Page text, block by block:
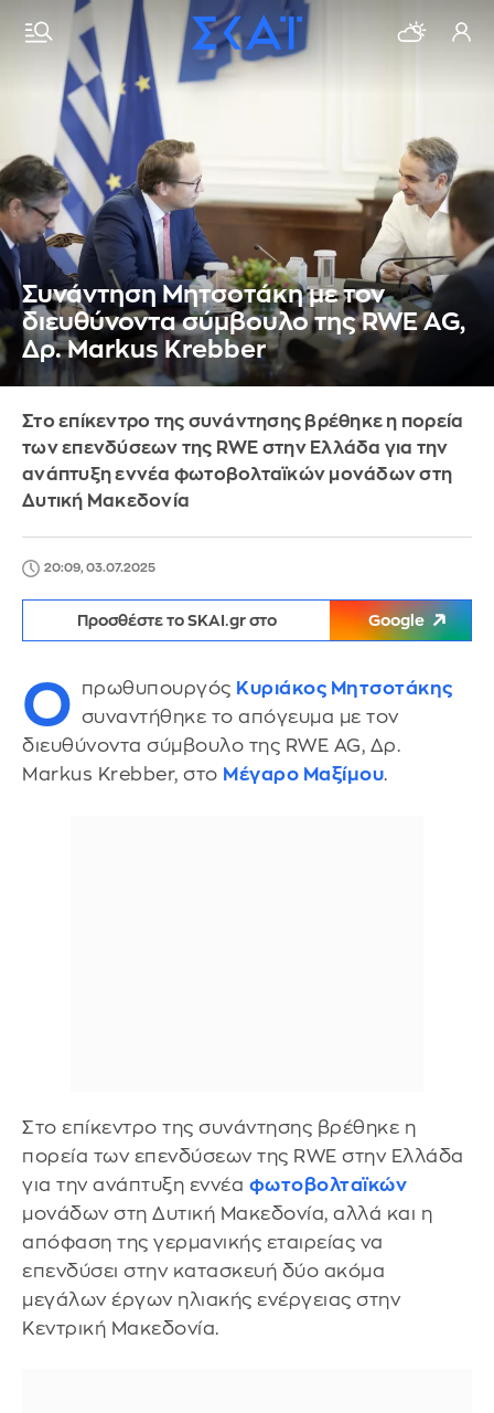
Συνάντηση Μητσοτάκη με τον
διευθύνοντα σύμβουλο της RWE AG,
Δρ. Markus Krebber
Στο επίκεντρο της συνάντησης βρέθηκε η πορεία
των επενδύσεων της RWE στην Ελλάδα για την
ανάπτυξη εννέα φωτοβολταϊκών μονάδων στη
Δυτική Μακεδονία
20:09, 03.07.2025
Προσθέστε το SKAI.gr στο Google
Ο πρωθυπουργός Κυριάκος Μητσοτάκης
συναντήθηκε το απόγευμα με τον
διευθύνοντα σύμβουλο της RWE AG, Δρ.
Markus Krebber, στο Μέγαρο Μαξίμου.
Στο επίκεντρο της συνάντησης βρέθηκε η
πορεία των επενδύσεων της RWE στην Ελλάδα
για την ανάπτυξη εννέα φωτοβολταϊκών
μονάδων στη Δυτική Μακεδονία, αλλά και η
απόφαση της γερμανικής εταιρείας να
επενδύσει στην κατασκευή δύο ακόμα
μεγάλων έργων ηλιακής ενέργειας στην
Κεντρική Μακεδονία.